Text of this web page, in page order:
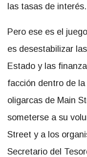
las tasas de interés.
Pero ese es el
es desestabilizar
Estado y las
facción dentro de
oligarcas de Main
someterse a su
Street y a los
Secretario del